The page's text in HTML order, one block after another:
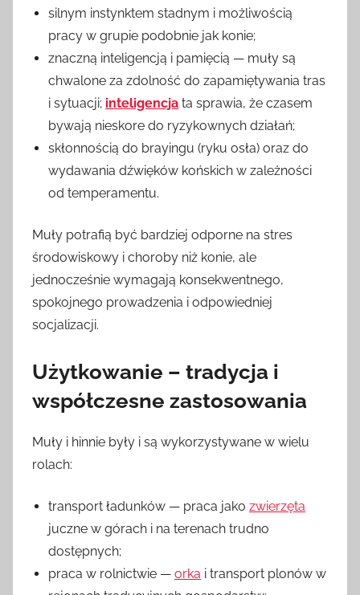
silnym instynktem stadnym i możliwością
pracy w grupie podobnie jak konie;
znaczną inteligencją i pamięcią — muły są
chwalone za zdolność do zapamiętywania tras
i sytuacji; inteligencja ta sprawia, że czasem
bywają nieskore do ryzykownych działań;
skłonnością do brayingu (ryku osła) oraz do
wydawania dźwięków końskich w zależności
od temperamentu.
Muły potrafią być bardziej odporne na stres
środowiskowy i choroby niż konie, ale
jednocześnie wymagają konsekwentnego,
spokojnego prowadzenia i odpowiedniej
socjalizacji.
Użytkowanie – tradycja i
współczesne zastosowania
Muły i hinnie były i są wykorzystywane w wielu
rolach:
transport ładunków — praca jako zwierzęta
juczne w górach i na terenach trudno
dostępnych;
praca w rolnictwie — orka i transport plonów w